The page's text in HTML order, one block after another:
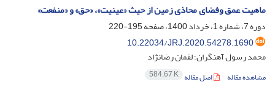
ماهیت عمق وفضای محاذی زمین از حیث «عینیت»، «حق» و «منفعت»
دوره 7، شماره 1، خرداد 1400، صفحه
195-220
10.22034/JRJ.2020.54278.1690
محمد رسول آهنگران؛ لقمان رضانژاد
مشاهده مقاله اصل مقاله 584.67 K